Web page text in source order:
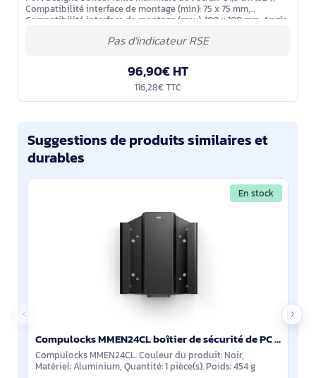
Compatibilité interface de montage (min): 75 x 75 mm,
Compatibilité interface de montage (max): 100 x 100 mm. Angle
96,90€ HT
116,28€ TTC
Suggestions de produits similaires et
durables
En stock
Compulocks MMEN24CL boîtier de sécurité de PC Noir Aluminium 1 pièce(s)
Compulocks MMEN24CL. Couleur du produit: Noir,
Matériel: Aluminium, Quantité: 1 pièce(s). Poids: 454 g